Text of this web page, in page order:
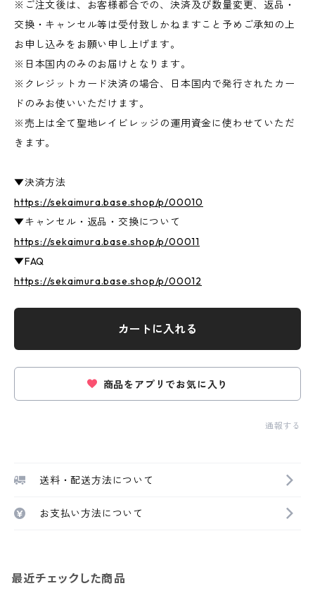
※ご注文後は、お客様都合での、決済及び数量変更、返品・
交換・キャンセル等は受付致しかねますこと予めご承知の上
お申し込みをお願い申し上げます。
※日本国内のみのお届けとなります。
※クレジットカード決済の場合、日本国内で発行されたカー
ドのみお使いいただけます。
※売上は全て聖地レイビレッジの運用資金に使わせていただ
きます。
▼決済方法
https://sekaimura.base.shop/p/00010
▼キャンセル・返品・交換について
https://sekaimura.base.shop/p/00011
▼FAQ
https://sekaimura.base.shop/p/00012
カートに入れる
商品をアプリでお気に入り
通報する
送料・配送方法について
お支払い方法について
最近チェックした商品